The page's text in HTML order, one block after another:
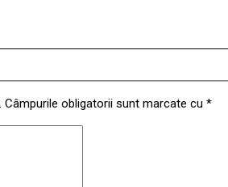
Câmpurile obligatorii sunt marcate cu *